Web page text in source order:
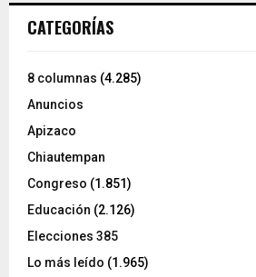
CATEGORÍAS
8 columnas (4.285)
Anuncios
Apizaco
Chiautempan
Congreso (1.851)
Educación (2.126)
Elecciones 385
Lo más leído (1.965)